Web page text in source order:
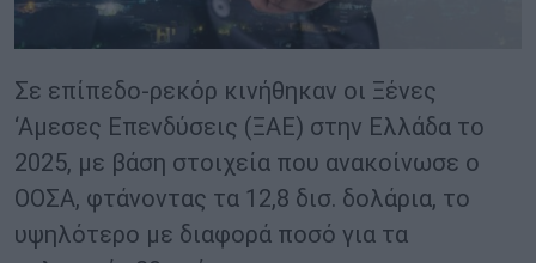
Σε επίπεδο-ρεκόρ κινήθηκαν οι Ξένες
‘Αμεσες Επενδύσεις (ΞΑΕ) στην Ελλάδα το
2025, με βάση στοιχεία που ανακοίνωσε ο
ΟΟΣΑ, φτάνοντας τα 12,8 δισ. δολάρια, το
υψηλότερο με διαφορά ποσό για τα